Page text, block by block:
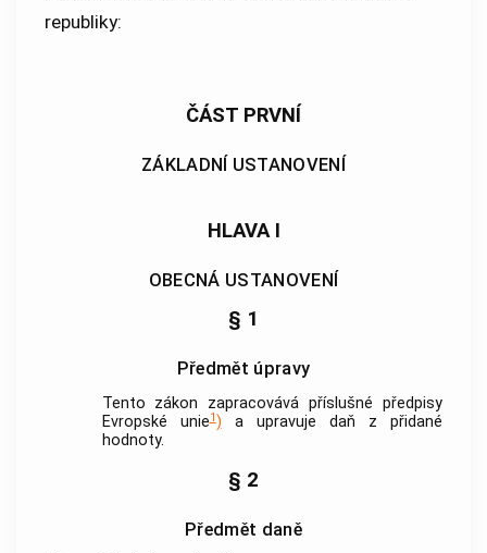
republiky:
ČÁST PRVNÍ
ZÁKLADNÍ USTANOVENÍ
HLAVA I
OBECNÁ USTANOVENÍ
§ 1
Předmět úpravy
Tento zákon zapracovává příslušné předpisy
Evropské unie1) a upravuje daň z přidané
hodnoty.
§ 2
Předmět daně